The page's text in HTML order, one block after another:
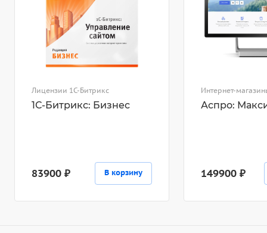
Лицензии 1С-Битрикс
1С-Битрикс: Бизнес
83900 ₽ В корзину
Интернет-
Аспро:
149900 ₽